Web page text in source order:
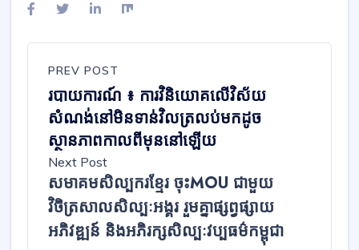
PREV POST
របាយការណ៍ ៖ ការ​វិនិយោគ​លើ​វិស័យ​
សំណង់នៅមិនទាន់​វិល​ត្រលប់មកដូច​
ស្ថានភាពកាលពីមុន​នៅឡើយ
Next Post
សមាគមសិល្បករខ្មែរ ចុះMOU ជាមួយ
វិចិត្រសាលសិល្បៈអង្គរ រួមគ្នាផ្សព្វផ្សាយ
អភិវឌ្ឍន៍ និងអភិរក្សសិល្បៈវប្បធម៌កម្ពុជា